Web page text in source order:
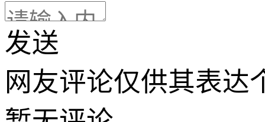
发送
网友评论仅供其表达